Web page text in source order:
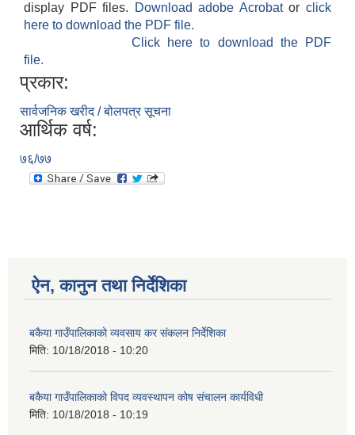
display PDF files.
Download adobe Acrobatorclick
here to download the PDF file.
Click here to download the PDF
file.
प्रकार:
सार्वजनिक खरीद / बोलपत्र सूचना
आर्थिक वर्ष:
७६/७७
ऐन, कानुन तथा निर्देशिका
बकैया गाउँपालिकाको व्यवसाय कर संकलन निर्देशिका
मिति: 10/18/2018 - 10:20
बकैया गाउँपालिकाको विपद व्यवस्थापन कोष संचालन कार्यविधी
मिति: 10/18/2018 - 10:19